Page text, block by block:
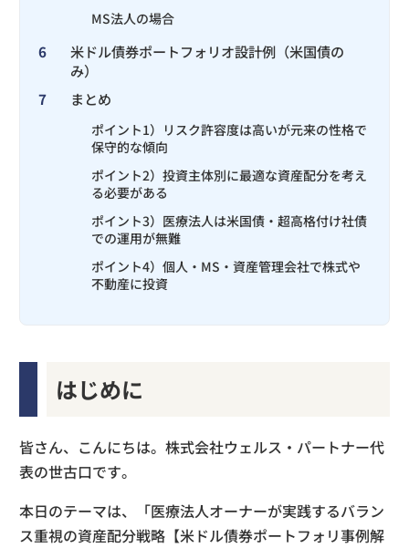
MS法人の場合
6
米ドル債券ポートフォリオ設計例（米国債の
み）
7
まとめ
ポイント1）リスク許容度は高いが元来の性格で
保守的な傾向
ポイント2）投資主体別に最適な資産配分を考え
る必要がある
ポイント3）医療法人は米国債・超高格付け社債
での運用が無難
ポイント4）個人・MS・資産管理会社で株式や
不動産に投資
はじめに
皆さん、こんにちは。株式会社ウェルス・パートナー代
表の世古口です。
本日のテーマは、「医療法人オーナーが実践するバラン
ス重視の資産配分戦略【米ドル債券ポートフォリ事例解